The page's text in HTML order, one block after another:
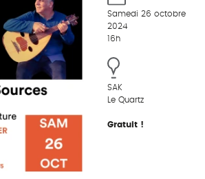
Samedi 26 octobre
2024
16h
SAK
Le Quartz
Gratuit !